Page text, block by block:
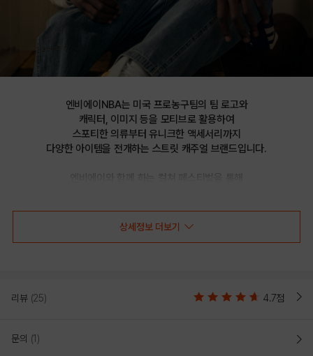
엔비에이NBA는 미국 프로농구팀의 팀 로고와
캐릭터, 이미지 등을 모티브로 활용하여
스포티한 의류부터 유니크한 액세서리까지
다양한 아이템을 전개하는 스트릿 캐주얼 브랜드입니다.
플레이 라인
상세정보 더보기
리뷰 (25) 4.7점
문의 (1)